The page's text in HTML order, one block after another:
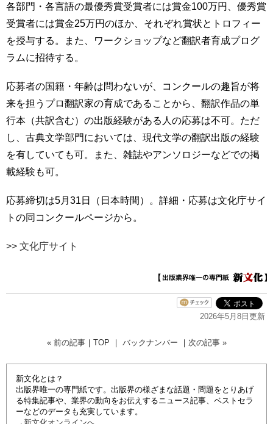
各部門・各言語の最優秀賞受賞者には賞金100万円、優秀賞
受賞者には賞金25万円のほか、それぞれ賞状とトロフィー
を授与する。また、ワークショップなど翻訳者育成プログ
ラムに招待する。
応募者の国籍・年齢は問わないが、コンクールの趣旨が将
来を担うプロ翻訳家の育成であることから、翻訳作品の単
行本（共訳含む）の出版経験がある人の応募は不可。ただ
し、古典文学部門においては、現代文学の翻訳出版の経験
を有していても可。また、雑誌やアンソロジーなどでの掲
載経験も可。
応募締切は5月31日（日本時間）。詳細・応募は文化庁サイ
トの同コンクールページから。
>> 文化庁サイト
2026年5月8日更新
« 前の記事｜ TOP ｜ バックナンバー ｜ 次の記事 »
新文化とは？
出版界唯一の専門紙です。出版界の様ざまな話題・問題をとりあげ
る特集記事や、業界の動向をお伝えするニュース記事、ベストセラ
ーなどのデータも充実しています。